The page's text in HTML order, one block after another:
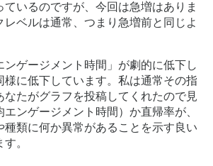
いるのですが、今回は急増はありま
ベルは通常、つまり急増前と同じよ
ンゲージメント時間」が劇的に低下し
様に低下しています。私は通常その指
なたがグラフを投稿してくれたので見
エンゲージメント時間）か直帰率が、
種類に何か異常があることを示す良い
。